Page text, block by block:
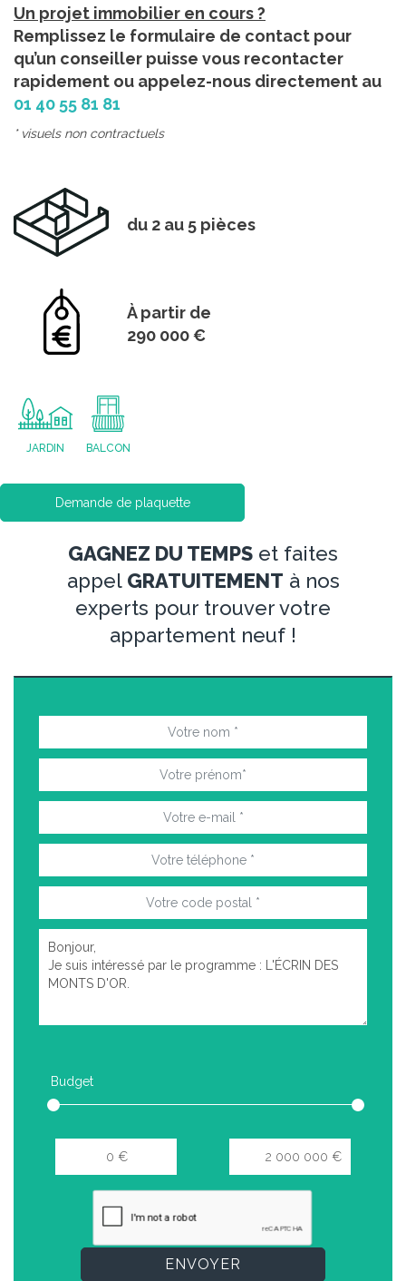
Un projet immobilier en cours ?
Remplissez le formulaire de contact pour
qu’un conseiller puisse vous recontacter
rapidement ou appelez-nous directement au
01 40 55 81 81
* visuels non contractuels
du 2 au 5 pièces
À partir de
290 000 €
JARDIN BALCON
Demande de plaquette
GAGNEZ DU TEMPS et faites
appel GRATUITEMENT à nos
experts pour trouver votre
appartement neuf !
Budget
ENVOYER